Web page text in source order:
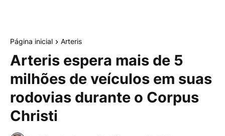
Página inicial Arteris
Arteris espera mais de 5
milhões de veículos em suas
rodovias durante o Corpus
Christi